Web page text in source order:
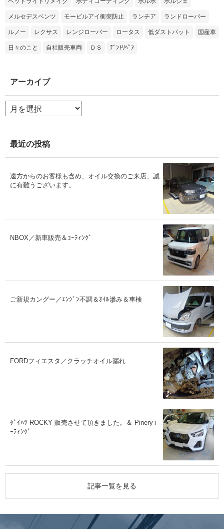
メルセデスベンツ モービルアイ衝突防止 ランチア ランドローバー
ルノー レクサス レンジローバー ロータス 低ダストパット 国産車
日々のこと 自社販売車両 ＤＳ ﾃﾞﾝﾄﾘﾍﾟｱ
アーカイブ
ア
ー
ブ
最近の投稿
遠方からのお客様も含め、オイル交換のご来店、誠
に有難うございます。
NBOX／新車販売＆ｺｰﾃｨﾝｸﾞ
ご新規カングー／ｴﾝｼﾞﾝ不調＆ｵｲﾙ滲み＆車検
FORDフィエスタ／クラッチオイル漏れ
ﾀﾞｲﾊﾂ ROCKY 販売させて頂きました。＆ Pineryｺ
ｰﾃｨﾝｸﾞ
記事一覧を見る